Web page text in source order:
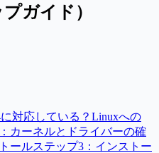
ガイド）
対応している？ Linuxへの
カーネルとドライバーの確
ールステップ3：インストー